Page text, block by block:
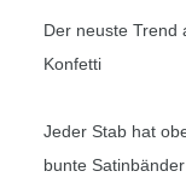
Der neuste Trend
Konfetti
Jeder Stab hat
bunte Satinbänder